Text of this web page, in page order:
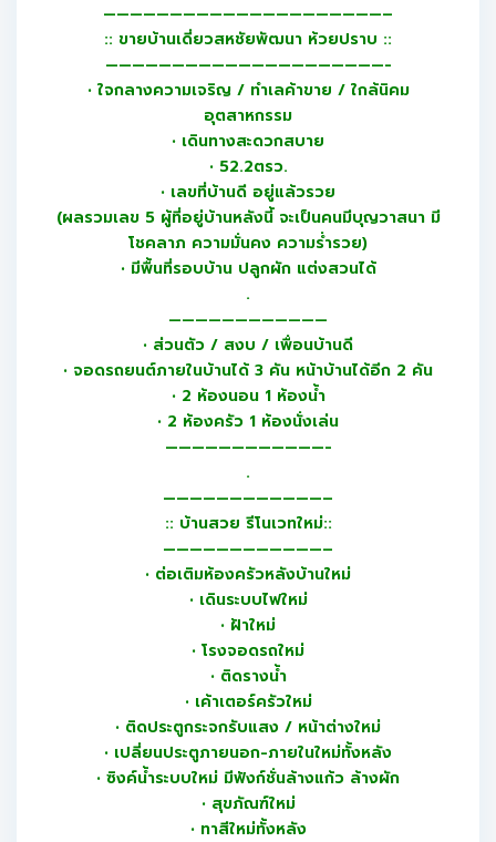
—————————————————————–
:: ขายบ้านเดี่ยวสหชัยพัฒนา ห้วยปราบ ::
—————————————————————-
• ใจกลางความเจริญ / ทำเลค้าขาย / ใกล้นิคม
อุตสาหกรรม
• เดินทางสะดวกสบาย
• 52.2ตรว.
• เลขที่บ้านดี อยู่แล้วรวย
(ผลรวมเลข 5 ผู้ที่อยู่บ้านหลังนี้ จะเป็นคนมีบุญวาสนา มี
โชคลาภ ความมั่นคง ความร่ำรวย)
• มีพื้นที่รอบบ้าน ปลูกผัก แต่งสวนได้
.
————————————
• ส่วนตัว / สงบ / เพื่อนบ้านดี
• จอดรถยนต์ภายในบ้านได้ 3 คัน หน้าบ้านได้อีก 2 คัน
• 2 ห้องนอน 1 ห้องน้ำ
• 2 ห้องครัว 1 ห้องนั่งเล่น
————————————-
.
————————————–
:: บ้านสวย รีโนเวทใหม่::
————————————–
• ต่อเติมห้องครัวหลังบ้านใหม่
• เดินระบบไฟใหม่
• ฝ้าใหม่
• โรงจอดรถใหม่
• ติดรางน้ำ
• เค้าเตอร์ครัวใหม่
• ติดประตูกระจกรับแสง / หน้าต่างใหม่
• เปลี่ยนประตูภายนอก-ภายในใหม่ทั้งหลัง
• ซิงค์น้ำระบบใหม่ มีฟังก์ชั่นล้างแก้ว ล้างผัก
• สุขภัณฑ์ใหม่
• ทาสีใหม่ทั้งหลัง